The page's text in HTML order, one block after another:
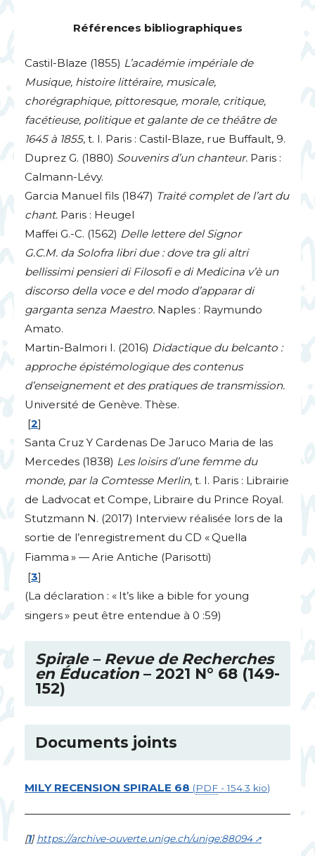
Références bibliographiques
Castil-Blaze (1855) L’académie impériale de
Musique, histoire littéraire, musicale,
chorégraphique, pittoresque, morale, critique,
facétieuse, politique et galante de ce théâtre de
1645 à 1855, t. I. Paris : Castil-Blaze, rue Buffault, 9.
Duprez G. (1880) Souvenirs d’un chanteur. Paris :
Calmann-Lévy.
Garcia Manuel fils (1847) Traité complet de l’art du
chant. Paris : Heugel
Maffei G.-C. (1562) Delle lettere del Signor
G.C.M. da Solofra libri due : dove tra gli altri
bellissimi pensieri di Filosofi e di Medicina v’è un
discorso della voce e del modo d’apparar di
garganta senza Maestro. Naples : Raymundo
Amato.
Martin-Balmori I. (2016) Didactique du belcanto :
approche épistémologique des contenus
d’enseignement et des pratiques de transmission.
Université de Genève. Thèse.
[2]
Santa Cruz Y Cardenas De Jaruco Maria de las
Mercedes (1838) Les loisirs d’une femme du
monde, par la Comtesse Merlin, t. I. Paris : Librairie
de Ladvocat et Compe, Libraire du Prince Royal.
Stutzmann N. (2017) Interview réalisée lors de la
sortie de l’enregistrement du CD «Quella
Fiamma » — Arie Antiche (Parisotti)
[3]
(La déclaration : « It’s like a bible for young
singers» peut être entendue à 0 :59)
Spirale – Revue de Recherches
en Éducation – 2021 N° 68 (149-
152)
Documents joints
MILY RECENSION SPIRALE 68 (PDF -154.3 kio)
[1]https://archive-ouverte.unige.ch/unige:88094